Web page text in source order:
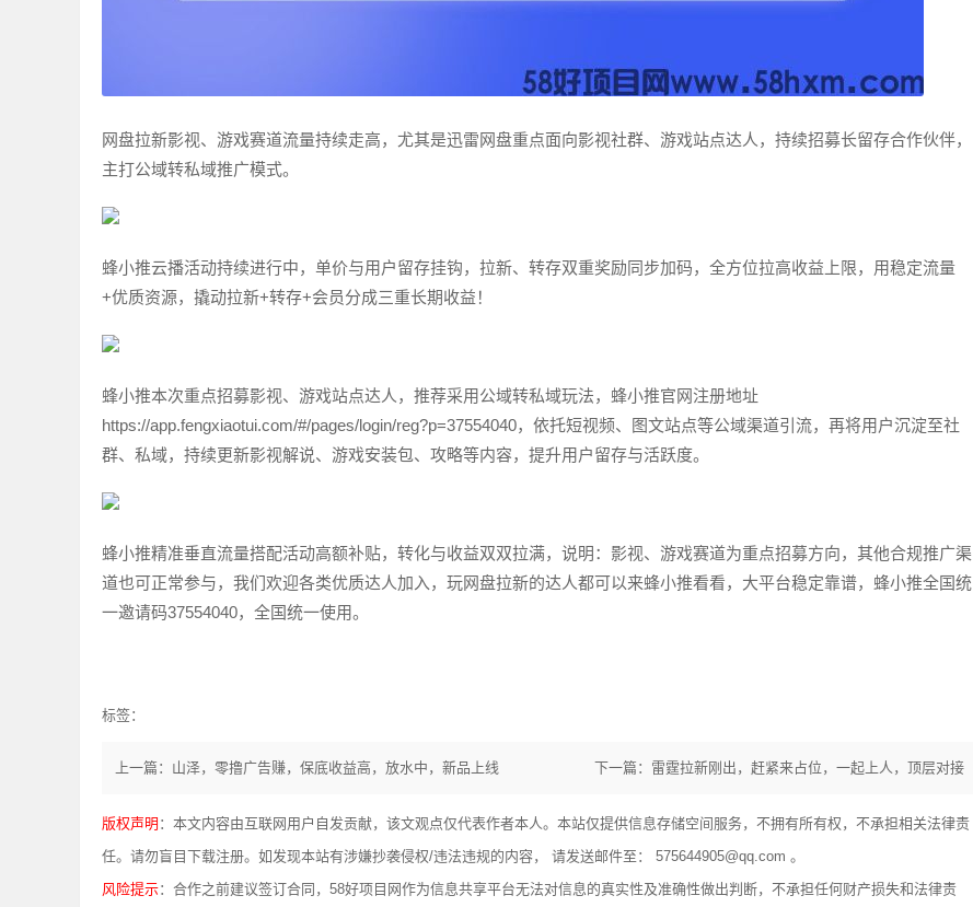
网盘拉新影视、游戏赛道流量持续走高，尤其是迅雷网盘重点面向影视社群、游戏站点达人，持续招募长留存合作伙伴，
主打公域转私域推广模式。
蜂小推云播活动持续进行中，单价与用户留存挂钩，拉新、转存双重奖励同步加码，全方位拉高收益上限，用稳定流量
+优质资源，撬动拉新+转存+会员分成三重长期收益！
蜂小推本次重点招募影视、游戏站点达人，推荐采用公域转私域玩法，蜂小推官网注册地址
https://app.fengxiaotui.com/#/pages/login/reg?p=37554040，依托短视频、图文站点等公域渠道引流，再将用户沉淀至社
群、私域，持续更新影视解说、游戏安装包、攻略等内容，提升用户留存与活跃度。
蜂小推精准垂直流量搭配活动高额补贴，转化与收益双双拉满，说明：影视、游戏赛道为重点招募方向，其他合规推广渠
道也可正常参与，我们欢迎各类优质达人加入，玩网盘拉新的达人都可以来蜂小推看看，大平台稳定靠谱，蜂小推全国统
一邀请码37554040，全国统一使用。
标签：
上一篇：山泽，零撸广告赚，保底收益高，放水中，新品上线 下一篇：雷霆拉新刚出，赶紧来占位，一起上人，顶层对接
版权声明 ：本文内容由互联网用户自发贡献，该文观点仅代表作者本人。本站仅提供信息存储空间服务，不拥有所有权，不承担相关法律责
任。请勿盲目下载注册。如发现本站有涉嫌抄袭侵权/违法违规的内容， 请发送邮件至： 575644905@qq.com 。
风险提示：合作之前建议签订合同，58好项目网作为信息共享平台无法对信息的真实性及准确性做出判断，不承担任何财产损失和法律责